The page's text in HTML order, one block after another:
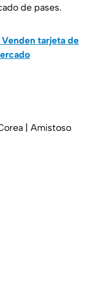
de pases.
Venden tarjeta de
| Amistoso